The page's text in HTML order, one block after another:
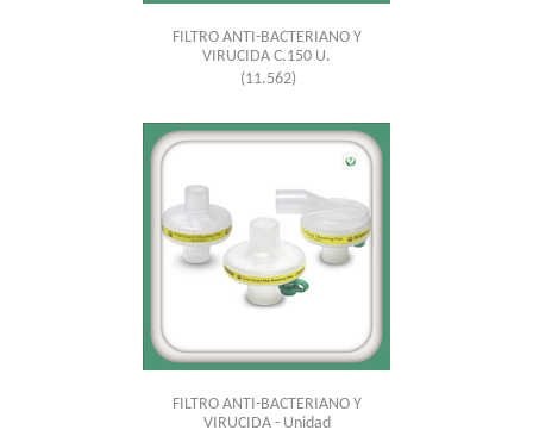
FILTRO ANTI-BACTERIANO Y
VIRUCIDA C.150 U.
(11.562)
FILTRO ANTI-BACTERIANO Y
VIRUCIDA - Unidad